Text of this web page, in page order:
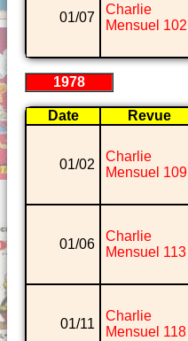
01/07
Charlie
Mensuel 102
1978
Date Revue
01/02
Charlie
Mensuel 109
01/06
Charlie
Mensuel 113
01/11
Charlie
Mensuel 118